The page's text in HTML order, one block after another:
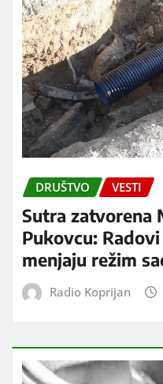
DRUŠTVO VESTI
Sutra zatvorena
Pukovcu:
menjaju režim
Radio Koprijan